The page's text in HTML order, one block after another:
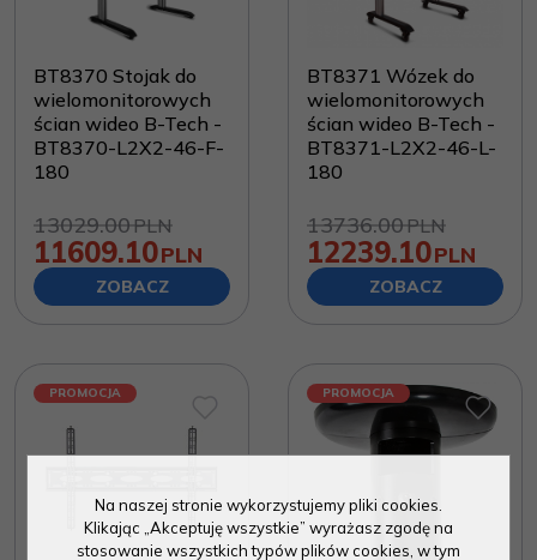
BT8370 Stojak do
wielomonitorowych
ścian wideo B-Tech -
BT8370-L2X2-46-F-
180
13029.00PLN
11609.10PLN
ZOBACZ
BT8371 Wózek do
wielomonitorowych
ścian wideo B-Tech -
BT8371-L2X2-46-L-
180
13736.00PLN
12239.10PLN
ZOBACZ
PROMOCJA PROMOCJA
Na naszej stronie wykorzystujemy pliki cookies.
Klikając „Akceptuję wszystkie” wyrażasz zgodę na
stosowanie wszystkich typów plików cookies, w tym